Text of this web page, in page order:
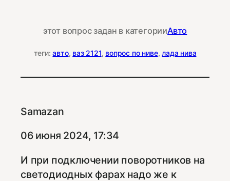
этот вопрос задан в категорииАвто
теги:авто, ваз 2121, вопрос по ниве, лада нива
Samazan
06 июня 2024, 17:34
И при подключении поворотников на
светодиодных фарах надо же к